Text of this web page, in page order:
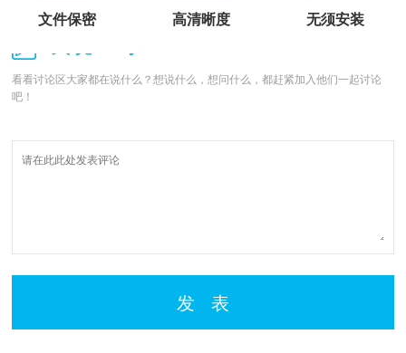
文件保密 高清晰度 无须安装
看看讨论区大家都在说什么？想说什么，想问什么，都赶紧加入他们一起讨论
吧！
发 表